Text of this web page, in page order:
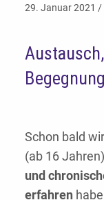
29. Januar 2021
Begegnung
Schon bald
(ab 16 Jahren)
und
erfahren